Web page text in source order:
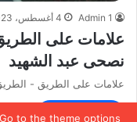
to the theme options
Admin 1 4 أغسطس، 2023
علامات على
نصحى عبد الشهيد
علامات على الطريق -
أكمل القراءة »